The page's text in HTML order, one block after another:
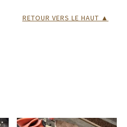
RETOUR VERS LE HAUT ▲